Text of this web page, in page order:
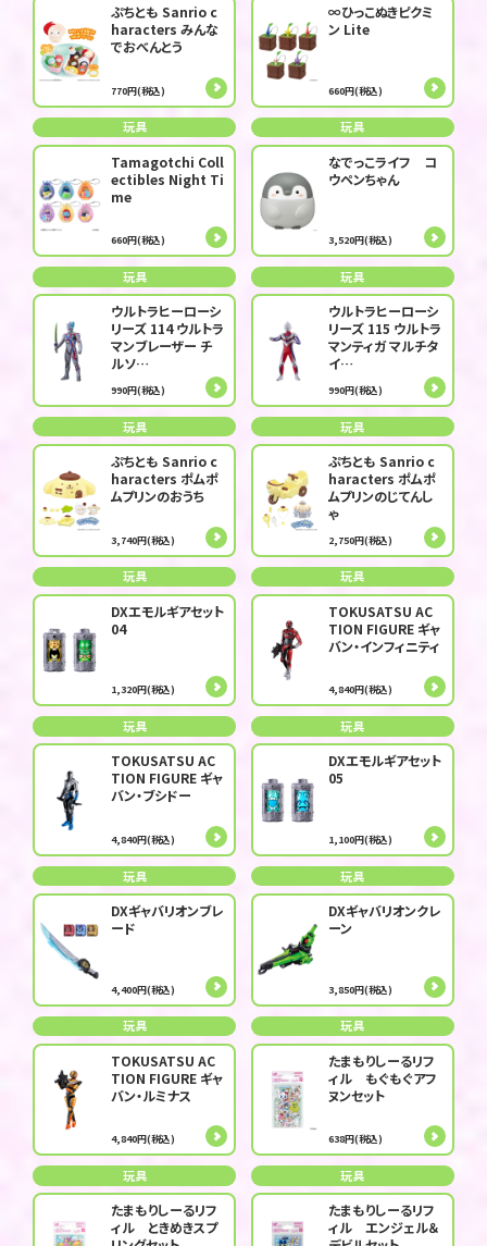
ぷちとも Sanrio c
haracters みんな
でおべんとう
770円(税込)
∞ひっこぬきピクミ
ン Lite
660円(税込)
玩具
Tamagotchi Coll
ectibles Night Ti
me
660円(税込)
玩具
なでっこライフ コ
ウペンちゃん
3,520円(税込)
玩具
ウルトラヒーローシ
リーズ 114 ウルトラ
マンブレーザー チ
ルソ…
990円(税込)
玩具
ウルトラヒーローシ
リーズ 115 ウルトラ
マンティガ マルチタ
イ…
990円(税込)
玩具
ぷちとも Sanrio c
haracters ポムポ
ムプリンのおうち
3,740円(税込)
玩具
ぷちとも Sanrio c
haracters ポムポ
ムプリンのじてんし
ゃ
2,750円(税込)
玩具
DXエモルギアセット
04
1,320円(税込)
玩具
TOKUSATSU AC
TION FIGURE ギャ
バン・インフィニティ
4,840円(税込)
玩具
TOKUSATSU AC
TION FIGURE ギャ
バン・ブシドー
4,840円(税込)
玩具
DXエモルギアセット
05
1,100円(税込)
玩具
DXギャバリオンブレ
ード
4,400円(税込)
玩具
DXギャバリオンクレ
ーン
3,850円(税込)
玩具
TOKUSATSU AC
TION FIGURE ギャ
バン・ルミナス
4,840円(税込)
玩具
たまもりしーるリフ
ィル もぐもぐアフ
ヌンセット
638円(税込)
玩具
たまもりしーるリフ
ィル ときめきスプ
玩具
たまもりしーるリフ
ィル エンジェル＆